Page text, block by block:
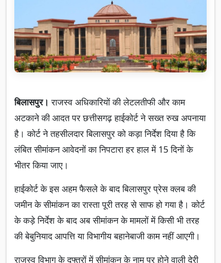
बिलासपुर।राजस्व अधिकारियों की लेटलतीफी और काम
अटकाने की आदत पर छत्तीसगढ़ हाईकोर्ट ने सख्त रुख अपनाया
है। कोर्ट ने तहसीलदार बिलासपुर को कड़ा निर्देश दिया है कि
लंबित सीमांकन आवेदनों का निपटारा हर हाल में 15 दिनों के
भीतर किया जाए।
हाईकोर्ट के इस अहम फैसले के बाद बिलासपुर प्रेस क्लब की
जमीन के सीमांकन का रास्ता पूरी तरह से साफ हो गया है। कोर्ट
के कड़े निर्देश के बाद अब सीमांकन के मामलों में किसी भी तरह
की बेबुनियाद आपत्ति या विभागीय बहानेबाजी काम नहीं आएगी।
राजस्व विभाग के दफ्तरों में सीमांकन के नाम पर होने वाली देरी